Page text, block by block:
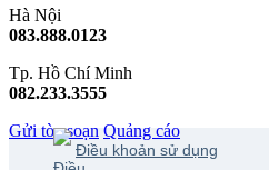
Hà Nội
083.888.0123
Tp. Hồ Chí Minh
082.233.3555
Gửi tòa soạn Quảng cáo
Điều khoản sử dụng